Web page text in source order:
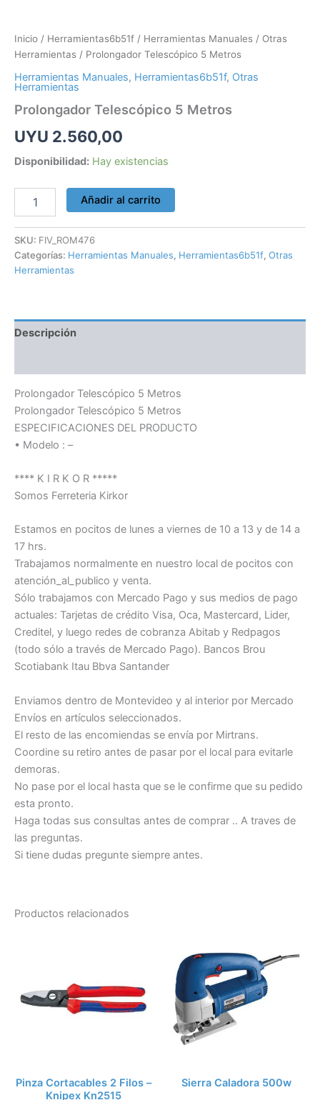
Inicio / Herramientas6b51f / Herramientas Manuales / Otras
Herramientas / Prolongador Telescópico 5 Metros
Herramientas Manuales, Herramientas6b51f, Otras
Herramientas
Prolongador Telescópico 5 Metros
UYU 2.560,00
Disponibilidad: Hay existencias
Añadir al carrito
SKU: FIV_ROM476
Categorías: Herramientas Manuales, Herramientas6b51f, Otras
Herramientas
Descripción
Prolongador Telescópico 5 Metros
Prolongador Telescópico 5 Metros
ESPECIFICACIONES DEL PRODUCTO
• Modelo : –
**** K I R K O R *****
Somos Ferreteria Kirkor
Estamos en pocitos de lunes a viernes de 10 a 13 y de 14 a
17 hrs.
Trabajamos normalmente en nuestro local de pocitos con
atención_al_publico y venta.
Sólo trabajamos con Mercado Pago y sus medios de pago
actuales: Tarjetas de crédito Visa, Oca, Mastercard, Lider,
Creditel, y luego redes de cobranza Abitab y Redpagos
(todo sólo a través de Mercado Pago). Bancos Brou
Scotiabank Itau Bbva Santander
Enviamos dentro de Montevideo y al interior por Mercado
Envíos en artículos seleccionados.
El resto de las encomiendas se envía por Mirtrans.
Coordine su retiro antes de pasar por el local para evitarle
demoras.
No pase por el local hasta que se le confirme que su pedido
esta pronto.
Haga todas sus consultas antes de comprar .. A traves de
las preguntas.
Si tiene dudas pregunte siempre antes.
Productos relacionados
Pinza Cortacables 2 Filos –
Knipex Kn2515
Sierra Caladora 500w